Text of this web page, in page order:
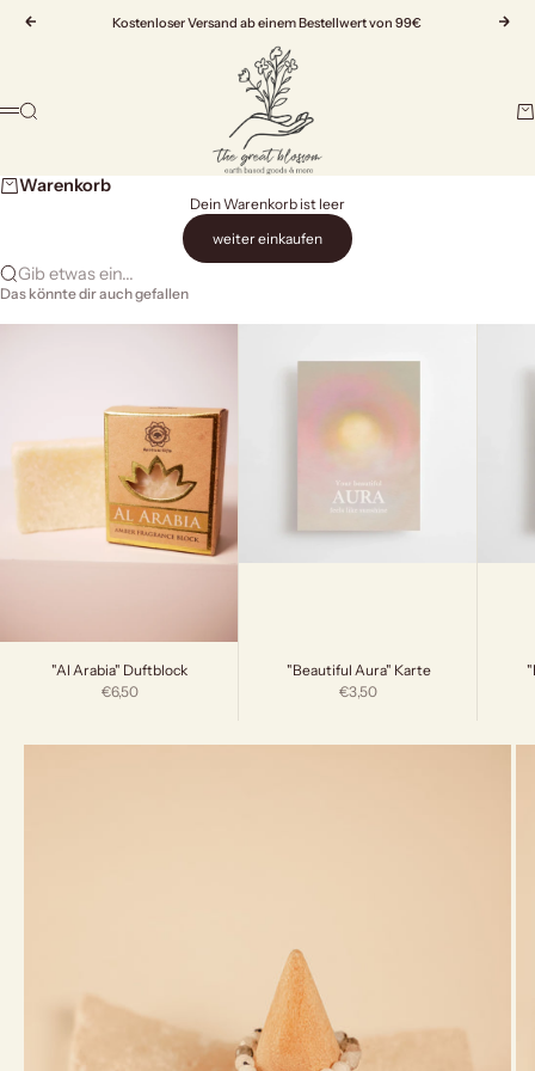
Zurück
Kostenloser Versand ab einem Bestellwert von 99€
Vor
The Great Blossom
Menü
Suche
Warenkorb
Dein Warenkorb ist leer
weiter einkaufen
Gib etwas ein...
Das könnte dir auch gefallen
"Al Arabia" Duftblock
Angebot
€6,50
"Beautiful Aura" Karte
Angebot
€3,50